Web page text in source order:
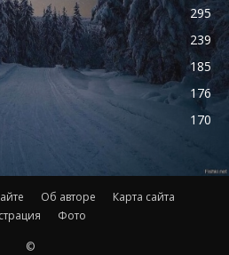
295
239
185
176
170
Об авторе
Карта сайта
Фото
©